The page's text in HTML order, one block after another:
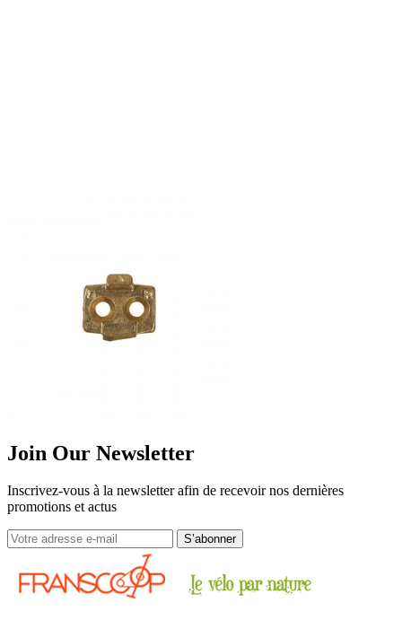
Join Our Newsletter
Inscrivez-vous à la newsletter afin de recevoir nos dernières
promotions et actus